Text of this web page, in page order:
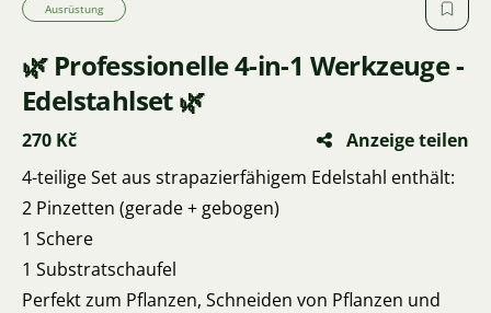
Ausrüstung
🌿 Professionelle 4-in-1 Werkzeuge -
Edelstahlset 🌿
270 Kč
Anzeige teilen
4-teilige Set aus strapazierfähigem Edelstahl enthält:
2 Pinzetten (gerade + gebogen)
1 Schere
1 Substratschaufel
Perfekt zum Pflanzen, Schneiden von Pflanzen und